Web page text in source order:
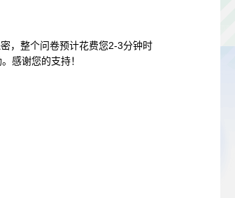
，整个问卷预计花费您2-3分钟时
感谢您的支持！